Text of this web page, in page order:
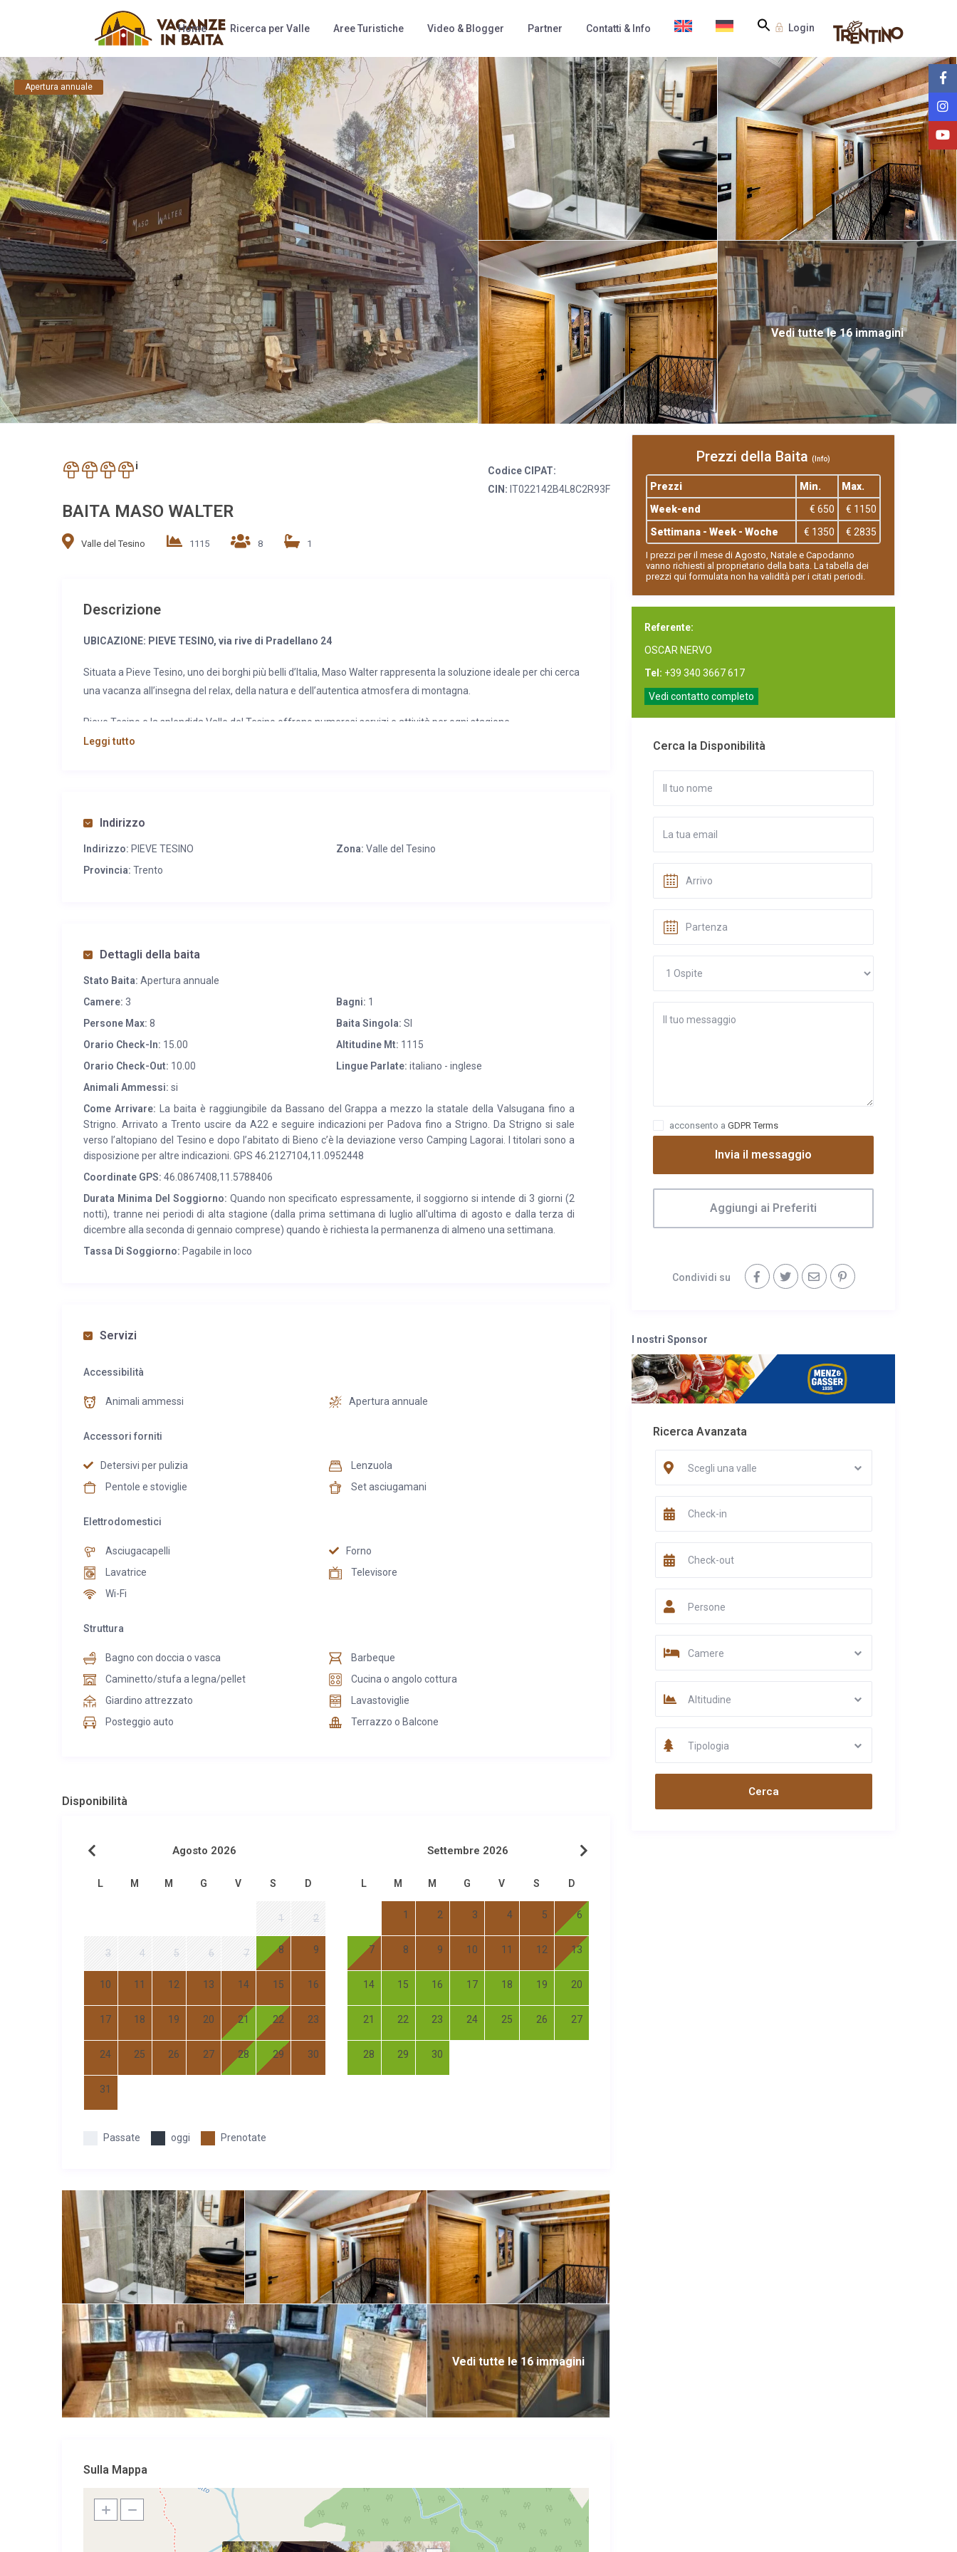
Login
Home Ricerca per Valle Aree Turistiche Video & Blogger Partner Contatti & Info
Apertura annuale
Vedi tutte le 16 immagini
i
Codice CIPAT:
CIN: IT022142B4L8C2R93F
BAITA MASO WALTER
Valle del Tesino 1115 8 1
Descrizione
UBICAZIONE: PIEVE TESINO, via rive di Pradellano 24
Situata a Pieve Tesino, uno dei borghi più belli d’Italia, Maso Walter rappresenta la soluzione ideale per chi cerca
una vacanza all’insegna del relax, della natura e dell’autentica atmosfera di montagna.
Pieve Tesino e la splendida Valle del Tesino offrono numerosi servizi e attività per ogni stagione.
Maso Walter è una baita di montagna recentemente ristrutturata, caratterizzata da uno stile alpino elegante e
La struttura si distingue per i suoi ampi spazi luminosi, gli interni curati nei minimi dettagli e l’atmosfera
accogliente tipica delle baite di montagna. La zona giorno offre una grande tavolata conviviale, perfetta per
pranzi e cene in compagnia, un accogliente soggiorno con camino e finiture di pregio che rendono ogni ambiente
Le camere da letto, arredate in stile moderno montano, trasmettono tranquillità e benessere grazie ai
rivestimenti in legno naturale, all’illuminazione soffusa e agli spazi ampi e curati. Gli ambienti sono pensati per
garantire comfort sia a famiglie sia a gruppi di amici, con una capacità totale fino a 8 posti letto.
All’esterno, Maso Walter conserva tutto il fascino delle tradizionali baite trentine: facciata in pietra, balconi in
legno e una splendida area relax immersa nel verde. Gli ospiti possono usufruire di una zona barbecue attrezzata
e di spazi esterni ideali per rilassarsi circondati dalla natura.
SERVIZI:
Animali Ammessi.
Leggi tutto
Indirizzo
Indirizzo: PIEVE TESINO Zona: Valle del Tesino
Provincia: Trento
Dettagli della baita
Stato Baita: Apertura annuale
Camere: 3 Bagni: 1
Persone Max: 8 Baita Singola: SI
Orario Check-In: 15.00 Altitudine Mt: 1115
Orario Check-Out: 10.00 Lingue Parlate: italiano - inglese
Animali Ammessi: si
Come Arrivare: La baita è raggiungibile da Bassano del Grappa a mezzo la statale della Valsugana fino a
Strigno. Arrivato a Trento uscire da A22 e seguire indicazioni per Padova fino a Strigno. Da Strigno si sale
verso l’altopiano del Tesino e dopo l’abitato di Bieno c’è la deviazione verso Camping Lagorai. I titolari sono a
disposizione per altre indicazioni. GPS 46.2127104,11.0952448
Coordinate GPS: 46.0867408,11.5788406
Durata Minima Del Soggiorno: Quando non specificato espressamente, il soggiorno si intende di 3 giorni (2
notti), tranne nei periodi di alta stagione (dalla prima settimana di luglio all'ultima di agosto e dalla terza di
dicembre alla seconda di gennaio comprese) quando è richiesta la permanenza di almeno una settimana.
Tassa Di Soggiorno: Pagabile in loco
Servizi
Accessibilità
Animali ammessi Apertura annuale
Accessori forniti
Detersivi per pulizia
Lenzuola
Pentole e stoviglie
Set asciugamani
Elettrodomestici
Asciugacapelli
Forno
Lavatrice
Televisore
Wi-Fi
Struttura
Bagno con doccia o vasca
Barbeque
Caminetto/stufa a legna/pellet
Cucina o angolo cottura
Giardino attrezzato
Lavastoviglie
Posteggio auto
Terrazzo o Balcone
Disponibilità
Agosto 2026
L M M G V S D
1 2
3 4 5 6 7 8 9
10 11 12 13 14 15 16
17 18 19 20 21 22 23
24 25 26 27 28 29 30
31
Settembre 2026
L M M G V S D
1 2 3 4 5 6
7 8 9 10 11 12 13
14 15 16 17 18 19 20
21 22 23 24 25 26 27
28 29 30
Passate oggi Prenotate
Vedi tutte le 16 immagini
Sulla Mappa
Prezzi della Baita (Info)
Prezzi Min.
Max.
Week-end
€ 650
€ 1150
Settimana - Week - Woche
€ 1350 € 2835
I prezzi per il mese di Agosto, Natale e Capodanno
vanno richiesti al proprietario della baita. La tabella dei
prezzi qui formulata non ha validità per i citati periodi.
Referente:
OSCAR NERVO
Tel: +39 340 3667 617
Vedi contatto completo
Cerca la Disponibilità
acconsento a GDPR Terms
Invia il messaggio
Aggiungi ai Preferiti
Condividi su
I nostri Sponsor
Ricerca Avanzata
Scegli una valle
Persone
Camere
Altitudine
Tipologia